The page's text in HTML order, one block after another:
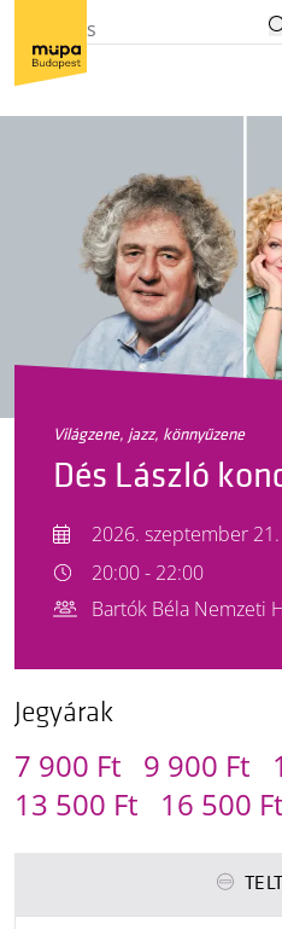
világzene, jazz, könnyűzene
Dés László
2026. szeptember
20:00 - 22:00
Bartók Béla Nemzeti
Jegyárak
7 900 Ft 9 900 Ft
13 500 Ft 16 500